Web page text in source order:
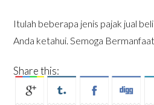
Itulah beberapa jenis pajak jual
Anda ketahui. Semoga
Share this: